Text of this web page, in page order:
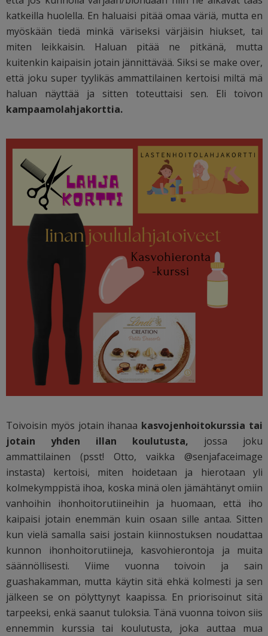
katkeilla huolella. En haluaisi pitää omaa väriä, mutta en
myöskään tiedä minkä väriseksi värjäisin hiukset, tai
miten leikkaisin. Haluan pitää ne pitkänä, mutta
kuitenkin kaipaisin jotain jännittävää. Siksi se make over,
että joku super tyylikäs ammattilainen kertoisi miltä mä
haluan näyttää ja sitten toteuttaisi sen. Eli toivon
kampaamolahjakorttia.
Toivoisin myös jotain ihanaa kasvojenhoitokurssia tai
jotain yhden illan koulutusta, jossa joku
ammattilainen (psst! Otto, vaikka @senjafaceimage
instasta) kertoisi, miten hoidetaan ja hierotaan yli
kolmekymppistä ihoa, koska minä olen jämähtänyt omiin
vanhoihin ihonhoitorutiineihin ja huomaan, että iho
kaipaisi jotain enemmän kuin osaan sille antaa. Sitten
kun vielä samalla saisi jostain kiinnostuksen noudattaa
kunnon ihonhoitorutiineja, kasvohierontoja ja muita
säännöllisesti. Viime vuonna toivoin ja sain
guashakamman, mutta käytin sitä ehkä kolmesti ja sen
jälkeen se on pölyttynyt kaapissa. En priorisoinut sitä
tarpeeksi, enkä saanut tuloksia. Tänä vuonna toivon siis
ennemmin kurssia tai koulutusta, joka auttaa mua